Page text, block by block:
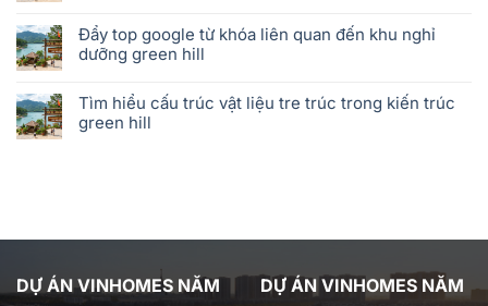
Đẩy top google từ khóa liên quan đến khu nghỉ
dưỡng green hill
Tìm hiểu cấu trúc vật liệu tre trúc trong kiến trúc
green hill
DỰ ÁN VINHOMES NĂM
DỰ ÁN VINHOMES NĂM